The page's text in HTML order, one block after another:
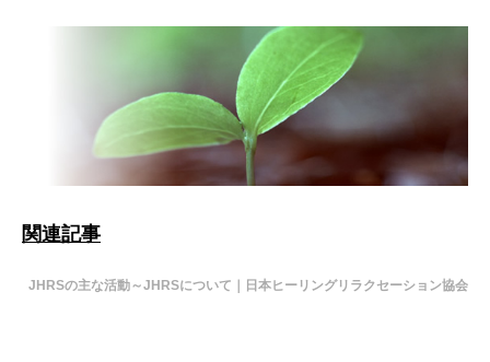
関連記事
JHRSの主な活動～JHRSについて｜日本ヒーリングリラクセーション協会